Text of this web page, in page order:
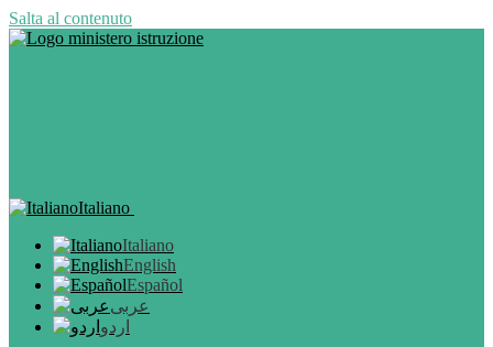
Salta al contenuto
Italiano
Italiano
English
Español
عربى
اردو